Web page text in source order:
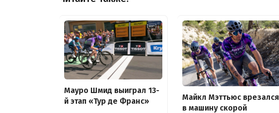
Мауро Шмид выиграл 13-
й этап «Тур де Франс»
Майкл Мэттьюс врезался
в машину скорой